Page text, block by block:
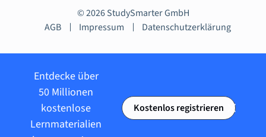
© 2026 StudySmarter GmbH
AGB
Impressum Datenschutzerklärung
Entdecke über
50 Millionen
kostenlose
Lernmaterialien
Kostenlos registrieren